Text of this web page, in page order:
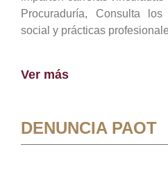
Procuraduría, Consulta
social y prácticas
Ver más
DENUNCIA PAOT